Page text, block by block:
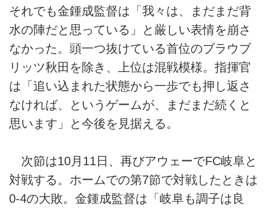
それでも金鍾成監督は「我々は、まだまだ背
水の陣だと思っている」と厳しい表情を崩さ
なかった。頭一つ抜けている首位のブラウブ
リッツ秋田を除き、上位は混戦模様。指揮官
は「追い込まれた状態から一歩でも押し返さ
なければ、というゲームが、まだまだ続くと
思います」と今後を見据える。
次節は10月11日、再びアウェーでFC岐阜と
対戦する。ホームでの第7節で対戦したときは
0-4の大敗。金鍾成監督は「岐阜も調子は良